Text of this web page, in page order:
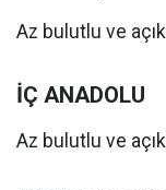
Az bulutlu ve açık
İÇ ANADOLU
Az bulutlu ve